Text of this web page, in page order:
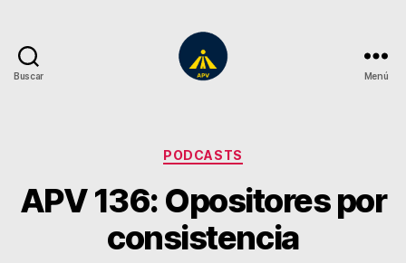
Buscar Menú
Categorías
PODCASTS
APV 136: Opositores por
consistencia